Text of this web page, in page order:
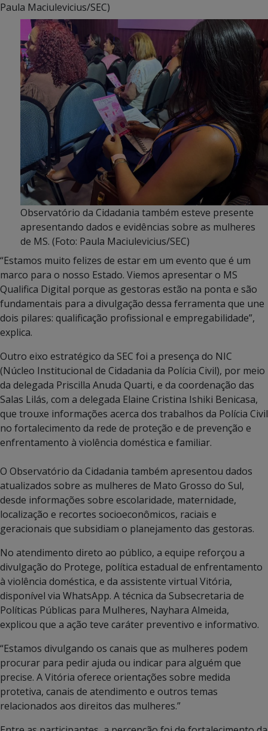
Paula Maciulevicius/SEC)
Observatório da Cidadania também esteve presente
apresentando dados e evidências sobre as mulheres
de MS. (Foto: Paula Maciulevicius/SEC)
“Estamos muito felizes de estar em um evento que é um
marco para o nosso Estado. Viemos apresentar o MS
Qualifica Digital porque as gestoras estão na ponta e são
fundamentais para a divulgação dessa ferramenta que une
dois pilares: qualificação profissional e empregabilidade”,
explica.
Outro eixo estratégico da SEC foi a presença do NIC
(Núcleo Institucional de Cidadania da Polícia Civil), por meio
da delegada Priscilla Anuda Quarti, e da coordenação das
Salas Lilás, com a delegada Elaine Cristina Ishiki Benicasa,
que trouxe informações acerca dos trabalhos da Polícia Civil
no fortalecimento da rede de proteção e de prevenção e
enfrentamento à violência doméstica e familiar.
O Observatório da Cidadania também apresentou dados
atualizados sobre as mulheres de Mato Grosso do Sul,
desde informações sobre escolaridade, maternidade,
localização e recortes socioeconômicos, raciais e
geracionais que subsidiam o planejamento das gestoras.
No atendimento direto ao público, a equipe reforçou a
divulgação do Protege, política estadual de enfrentamento
à violência doméstica, e da assistente virtual Vitória,
disponível via WhatsApp. A técnica da Subsecretaria de
Políticas Públicas para Mulheres, Nayhara Almeida,
explicou que a ação teve caráter preventivo e informativo.
“Estamos divulgando os canais que as mulheres podem
procurar para pedir ajuda ou indicar para alguém que
precise. A Vitória oferece orientações sobre medida
protetiva, canais de atendimento e outros temas
relacionados aos direitos das mulheres.”